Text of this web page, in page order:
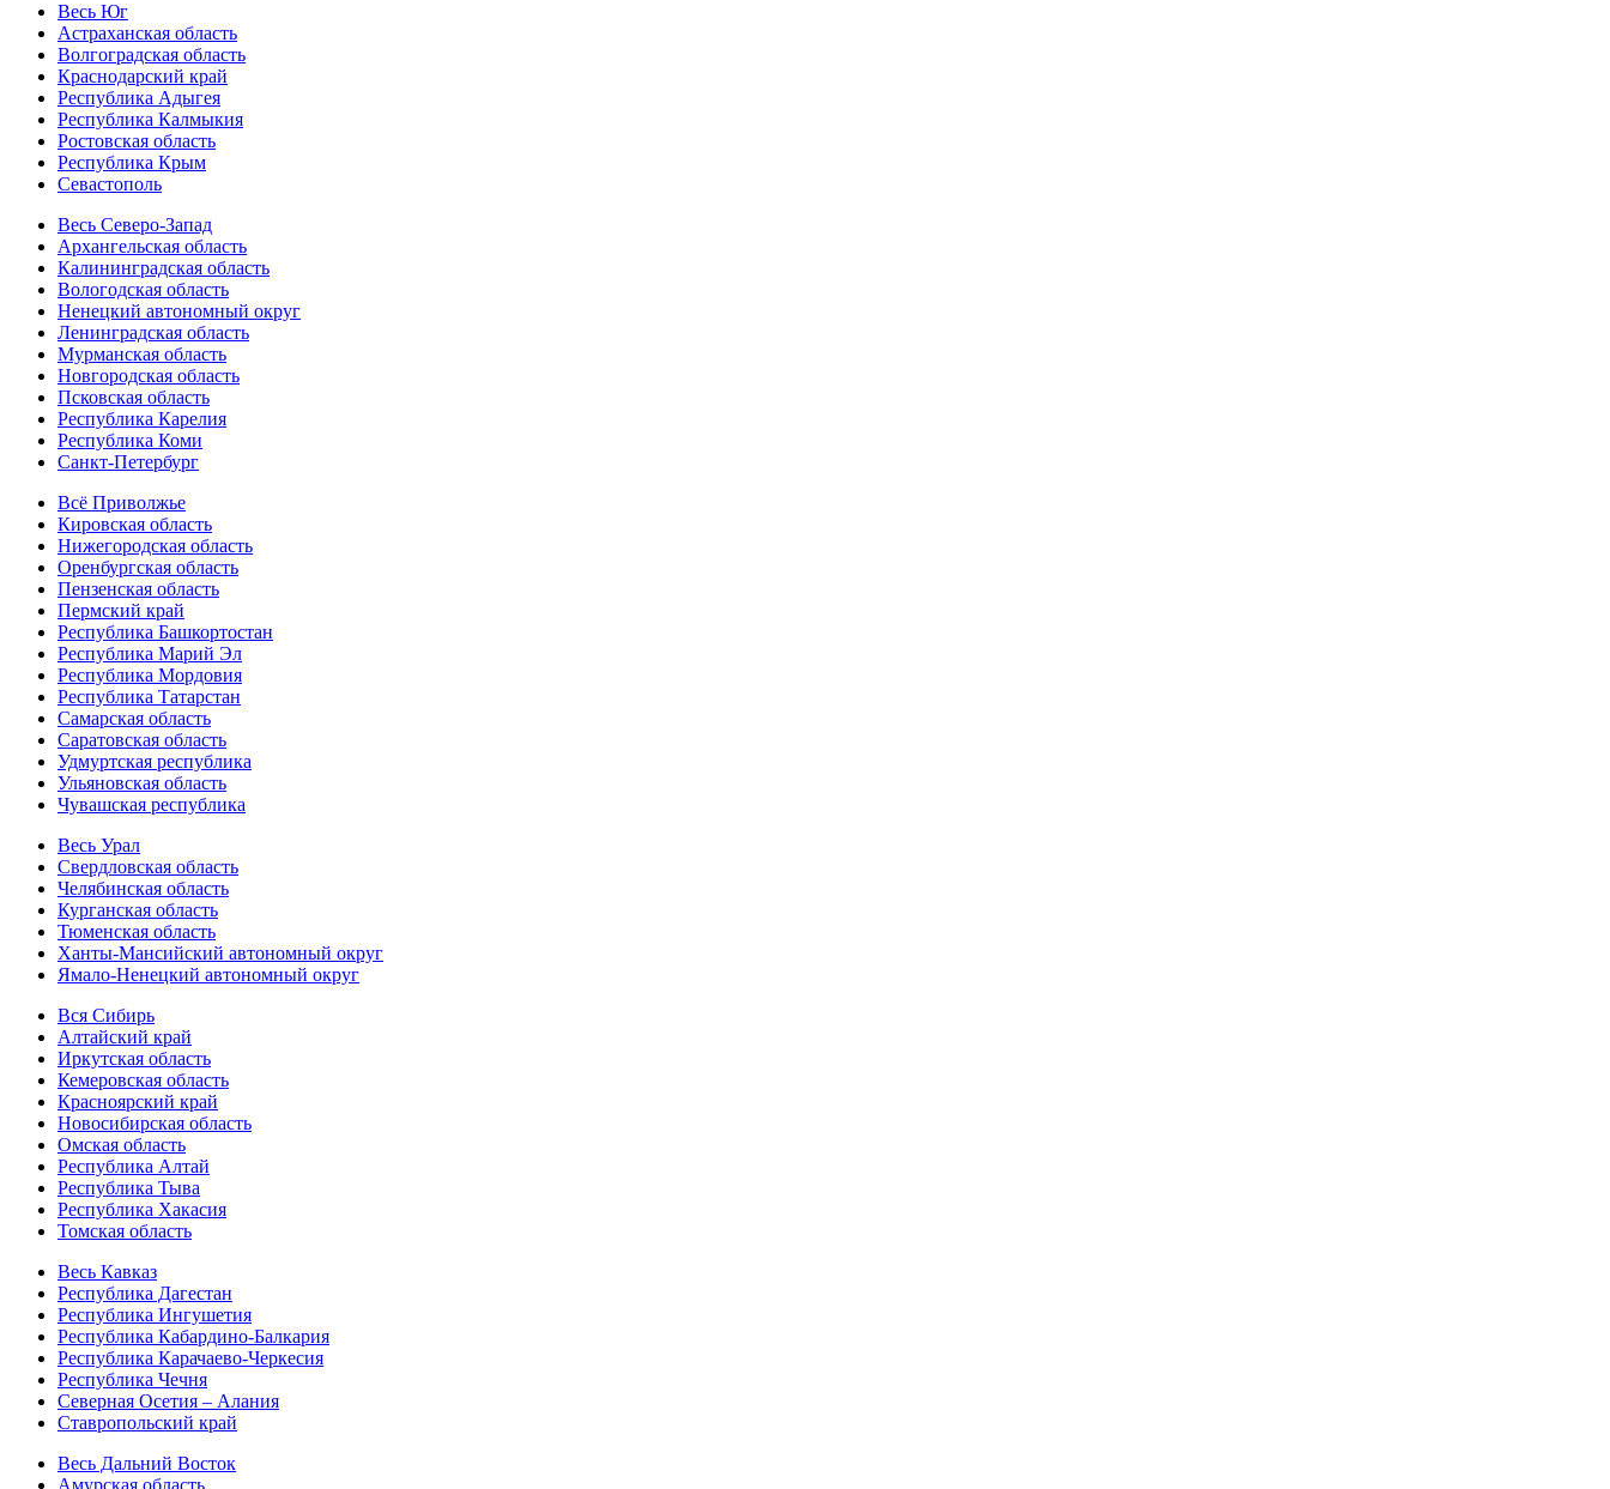
Весь Юг
Астраханская область
Волгоградская область
Краснодарский край
Республика Адыгея
Республика Калмыкия
Ростовская область
Республика Крым
Севастополь
Весь Северо-Запад
Архангельская область
Калининградская область
Вологодская область
Ненецкий автономный округ
Ленинградская область
Мурманская область
Новгородская область
Псковская область
Республика Карелия
Республика Коми
Санкт-Петербург
Всё Приволжье
Кировская область
Нижегородская область
Оренбургская область
Пензенская область
Пермский край
Республика Башкортостан
Республика Марий Эл
Республика Мордовия
Республика Татарстан
Самарская область
Саратовская область
Удмуртская республика
Ульяновская область
Чувашская республика
Весь Урал
Свердловская область
Челябинская область
Курганская область
Тюменская область
Ханты-Мансийский автономный округ
Ямало-Ненецкий автономный округ
Вся Сибирь
Алтайский край
Иркутская область
Кемеровская область
Красноярский край
Новосибирская область
Омская область
Республика Алтай
Республика Тыва
Республика Хакасия
Томская область
Весь Кавказ
Республика Дагестан
Республика Ингушетия
Республика Кабардино-Балкария
Республика Карачаево-Черкесия
Республика Чечня
Северная Осетия – Алания
Ставропольский край
Весь Дальний Восток
Амурская область